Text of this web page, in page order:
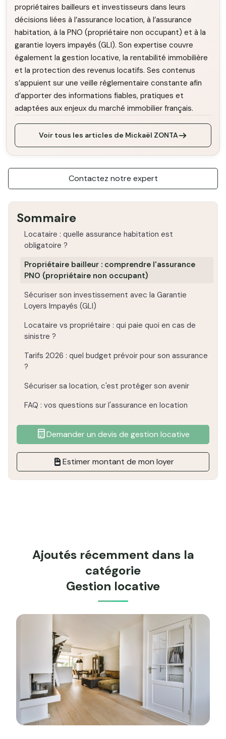
propriétaires bailleurs et investisseurs dans leurs
décisions liées à l’assurance location, à l’assurance
habitation, à la PNO (propriétaire non occupant) et à la
garantie loyers impayés (GLI). Son expertise couvre
également la gestion locative, la rentabilité immobilière
et la protection des revenus locatifs. Ses contenus
s’appuient sur une veille réglementaire constante afin
d’apporter des informations fiables, pratiques et
adaptées aux enjeux du marché immobilier français.
Voir tous les articles de Mickaël ZONTA
Contactez notre expert
Sommaire
Locataire : quelle assurance habitation est
obligatoire ?
Propriétaire bailleur : comprendre l'assurance
PNO (propriétaire non occupant)
Sécuriser son investissement avec la Garantie
Loyers Impayés (GLI)
Locataire vs propriétaire : qui paie quoi en cas de
sinistre ?
Tarifs 2026 : quel budget prévoir pour son assurance
?
Sécuriser sa location, c'est protéger son avenir
FAQ : vos questions sur l'assurance en location
Demander un devis de gestion locative
Estimer montant de mon loyer
Ajoutés récemment dans la
catégorie
Gestion locative